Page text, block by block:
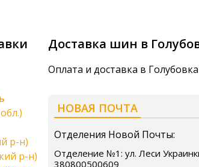
Доставка шин в
Оплата и доставка в Голубовка
НОВАЯ ПОЧТА
Отделения Новой Почты:
Отделение №1: ул. Леси
380800500609
р-н)
р-н)